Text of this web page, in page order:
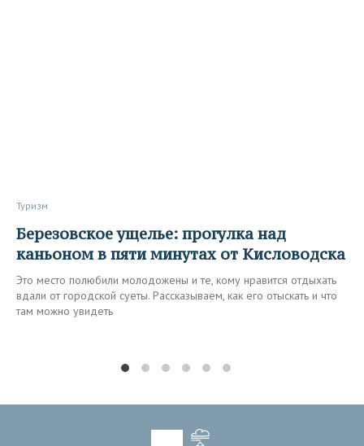
Туризм
Березовское ущелье: прогулка над
каньоном в пяти минутах от Кисловодска
Это место полюбили молодожены и те, кому нравится отдыхать
вдали от городской суеты. Рассказываем, как его отыскать и что
там можно увидеть